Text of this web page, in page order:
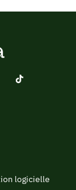
logicielle